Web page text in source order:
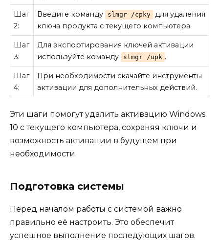
Шаг
2:
Введите команду slmgr /cpky
для удаления
ключа продукта с текущего компьютера.
Шаг
3:
Для экспортирования ключей активации
используйте команду
slmgr /upk .
Шаг
4:
При необходимости скачайте инструменты
активации для дополнительных действий.
Эти шаги помогут удалить активацию Windows
10 с текущего компьютера, сохраняя ключи и
возможность активации в будущем при
необходимости.
Подготовка системы
Перед началом работы с системой важно
правильно её настроить. Это обеспечит
успешное выполнение последующих шагов.